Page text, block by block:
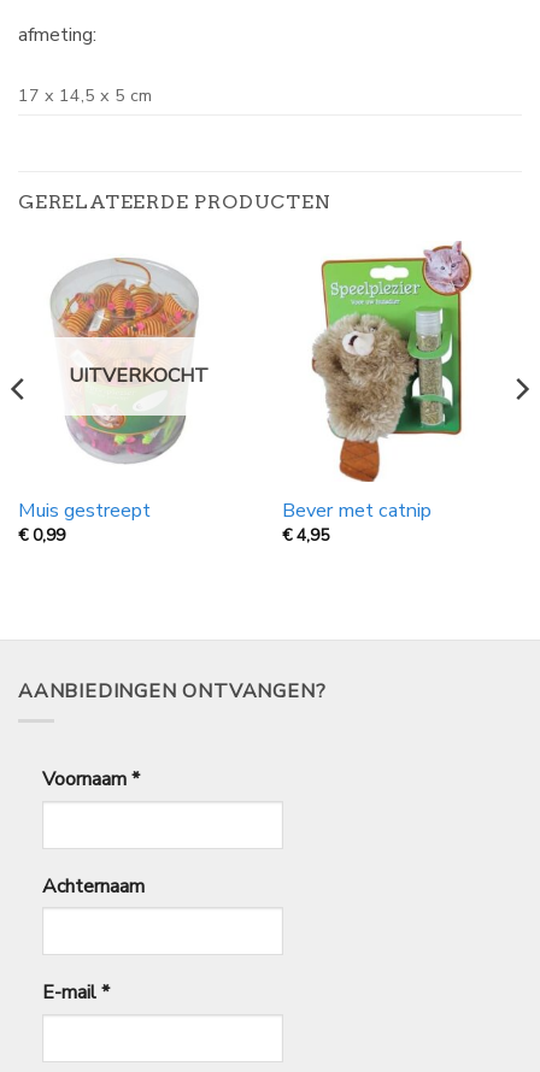
afmeting:
17 x 14,5 x 5 cm
GERELATEERDE PRODUCTEN
UITVERKOCHT
Muis gestreept
€0,99
Bever met catnip
€4,95
AANBIEDINGEN ONTVANGEN?
Voornaam*
Achternaam
E-mail*